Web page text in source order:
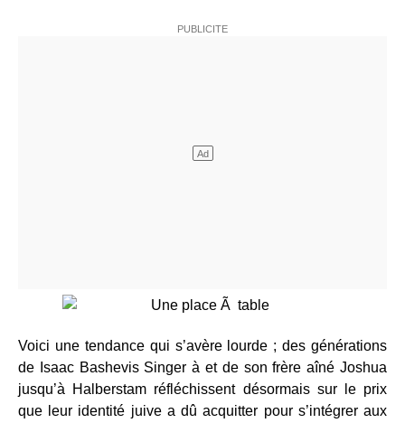
Voici une tendance qui s’avère lourde ; des générations
de Isaac Bashevis Singer à et de son frère aîné Joshua
jusqu’à Halberstam réfléchissent désormais sur le prix
que leur identité juive a dû acquitter pour s’intégrer aux